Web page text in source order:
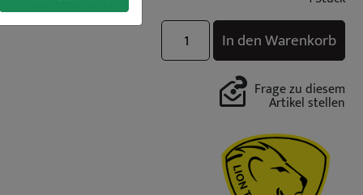
In den Warenkorb
Frage zu diesem
Artikel stellen